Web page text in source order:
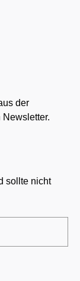
der
sollte nicht